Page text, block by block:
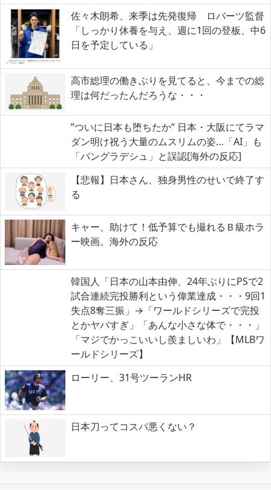
佐々木朗希、来季は先発復帰 ロバーツ監督
「しっかり休養を与え、週に1回の登板、中6
日を予定している」
高市総理の働きぶりを見てると、今までの総
理は何だったんだろうな・・・
”ついに日本も堕ちたか” 日本・大阪にてラマ
ダン明け祝う大量のムスリムの姿…「AI」も
「バングラデシュ」と誤認[海外の反応]
【悲報】日本さん、独身男性のせいで終了す
る
キャー、助けて！低予算でも撮れるＢ級ホラ
ー映画。海外の反応
韓国人「日本の山本由伸、24年ぶりにPSで2
試合連続完投勝利という偉業達成・・・9回1
失点8奪三振」→「ワールドシリーズで完投
とかヤバすぎ」「あんな小さな体で・・・」
「マジでかっこいいし羨ましいわ」【MLBワ
ールドシリーズ】
ローリー、31号ツーランHR
日本刀ってコスパ悪くない？